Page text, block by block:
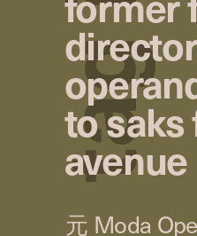
t
a
g
to
avenue